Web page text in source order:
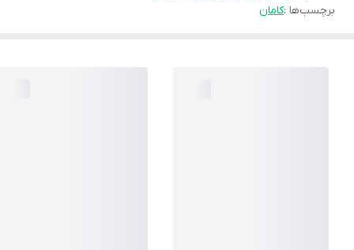
برچسب‌ها :کامان